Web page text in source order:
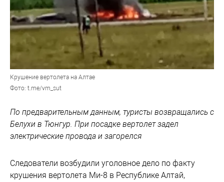
Крушение вертолета на Алтае
Фото: t.me/vm_sut
По предварительным данным, туристы возвращались с
Белухи в Тюнгур. При посадке вертолет задел
электрические провода и загорелся
Следователи возбудили уголовное дело по факту
крушения вертолета Ми-8 в Республике Алтай,